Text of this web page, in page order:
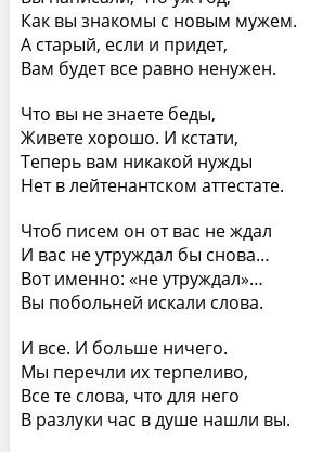
Как вы знакомы с новым мужем.
А старый, если и придет,
Вам будет все равно ненужен.
Что вы не знаете беды,
Живете хорошо. И кстати,
Теперь вам никакой нужды
Нет в лейтенантском аттестате.
Чтоб писем он от вас не ждал
И вас не утруждал бы снова…
Вот именно: «не утруждал»…
Вы побольней искали слова.
И все. И больше ничего.
Мы перечли их терпеливо,
Все те слова, что для него
В разлуки час в душе нашли вы.